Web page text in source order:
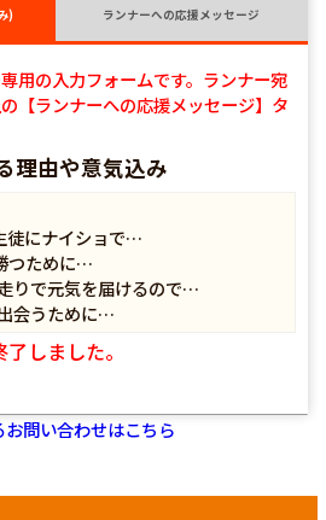
) ランナーへの応援メッセージ
用の入力フォームです。ランナー宛
【ランナーへの応援メッセージ】タ
理由や意気込み
徒にナイショで…
つために…
りで元気を届けるので…
会うために…
しました。
問い合わせはこちら